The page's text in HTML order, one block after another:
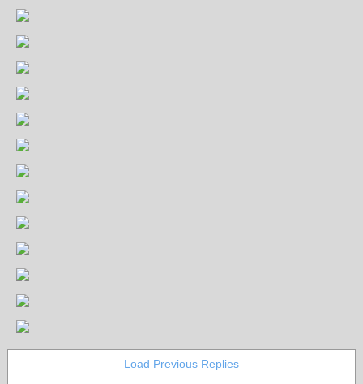
Load Previous Replies